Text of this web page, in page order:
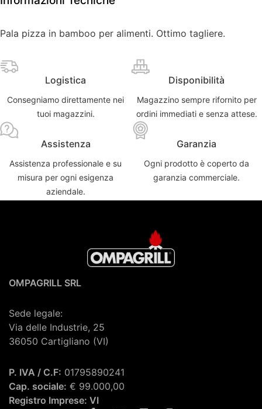
Pala pizza in bamboo per alimenti. Ottimo tagliere.
Logistica
Consegniamo direttamente nei
tuoi magazzini.
Disponibilità
Magazzino sempre rifornito per
ordini immediati e senza attese.
Assistenza
Assistenza professionale e su
misura per ogni esigenza
aziendale.
Garanzia
Ogni prodotto è coperto da
garanzia commerciale.
OMPAGRILL SRL
Sede legale:
Via delle Industrie, 25
36050 Cartigliano (VI)
P. IVA / C.F: 01795890241
Cap. sociale: € 99.000,00
Registro Imprese: VI